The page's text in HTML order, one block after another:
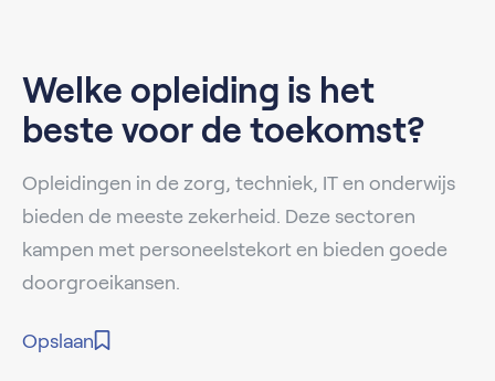
Welke opleiding is het
beste voor de toekomst?
Opleidingen in de zorg, techniek, IT en onderwijs
bieden de meeste zekerheid. Deze sectoren
kampen met personeelstekort en bieden goede
doorgroeikansen.
Opslaan